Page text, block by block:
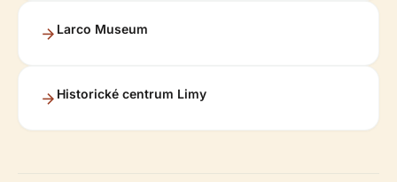
Larco Museum
Historické centrum Limy